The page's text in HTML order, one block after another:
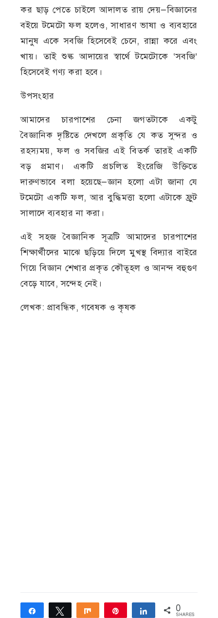
কর ছাড় পেতে চাইলে আদালত রায় দেয়—বিজ্ঞানের
বইয়ে টমেটো ফল হলেও, সাধারণ ভাষা ও ব্যবহারে
মানুষ একে সবজি হিসেবেই চেনে, রান্না করে এবং
খায়। তাই শুল্ক আদায়ের স্বার্থে টমেটোকে ‘সবজি’
হিসেবেই গণ্য করা হবে।
উপসংহার
আমাদের চারপাশের চেনা জগতটাকে একটু
বৈজ্ঞানিক দৃষ্টিতে দেখলে প্রকৃতি যে কত সুন্দর ও
রহস্যময়, ফল ও সবজির এই বিতর্ক তারই একটি
বড় প্রমাণ। একটি প্রচলিত ইংরেজি উক্তিতে
দারুণভাবে বলা হয়েছে—জ্ঞান হলো এটা জানা যে
টমেটো একটি ফল, আর বুদ্ধিমত্তা হলো এটাকে ফ্রুট
সালাদে ব্যবহার না করা।
এই সহজ বৈজ্ঞানিক সূত্রটি আমাদের চারপাশের
শিক্ষার্থীদের মাঝে ছড়িয়ে দিলে মুখস্থ বিদ্যার বাইরে
গিয়ে বিজ্ঞান শেখার প্রকৃত কৌতূহল ও আনন্দ বহুগুণ
বেড়ে যাবে, সন্দেহ নেই।
লেখক: প্রাবন্ধিক, গবেষক ও কৃষক
Share Tweet Share Share 0
SHARES